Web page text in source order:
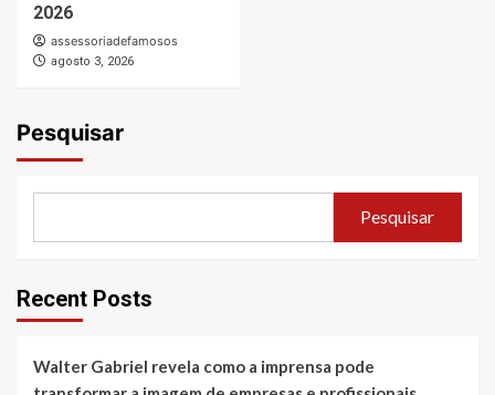
2026
assessoriadefamosos
agosto 3, 2026
Pesquisar
Pesquisar
Recent Posts
Walter Gabriel revela como a imprensa pode